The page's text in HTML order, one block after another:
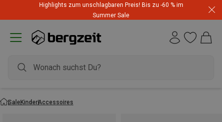
Highlights zum unschlagbaren Preis! Bis zu -60 % im
Summer Sale
SaleKinderAccessoires